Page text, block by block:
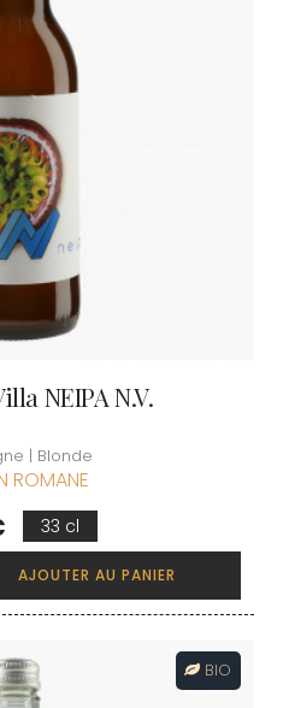
NEIPA N.V.
| Blonde
ROMANE
33 cl
AJOUTER AU PANIER
BIO